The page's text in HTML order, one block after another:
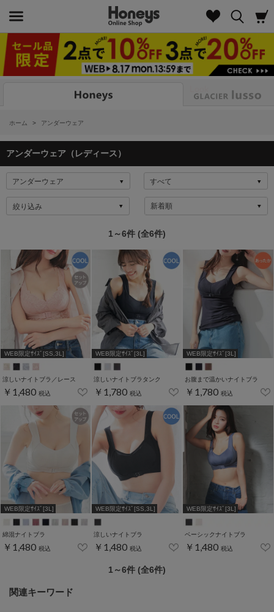
ホーム > アンダーウェア
アンダーウェア（レディース）
絞り込み
1～6件 (全6件)
WEB限定ｻｲｽﾞ[SS,3L]
涼しいナイトブラ／レース
￥1,480 税込
WEB限定ｻｲｽﾞ[3L]
涼しいナイトブラタンク
￥1,780 税込
WEB限定ｻｲｽﾞ[3L]
お腹まで温かいナイトブラ
￥1,780 税込
WEB限定ｻｲｽﾞ[3L]
綿混ナイトブラ
￥1,480 税込
WEB限定ｻｲｽﾞ[SS,3L]
涼しいナイトブラ
￥1,480 税込
WEB限定ｻｲｽﾞ[3L]
ベーシックナイトブラ
￥1,480 税込
1～6件 (全6件)
関連キーワード